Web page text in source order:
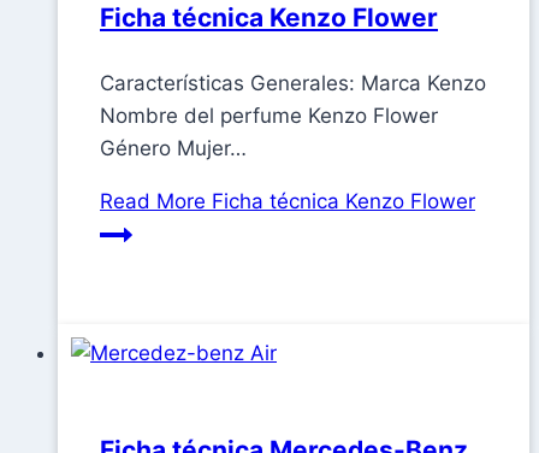
Ficha técnica Kenzo Flower
Características Generales: Marca Kenzo
Nombre del perfume Kenzo Flower
Género Mujer…
Read More Ficha técnica Kenzo Flower